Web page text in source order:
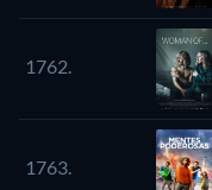
1762.
1763.